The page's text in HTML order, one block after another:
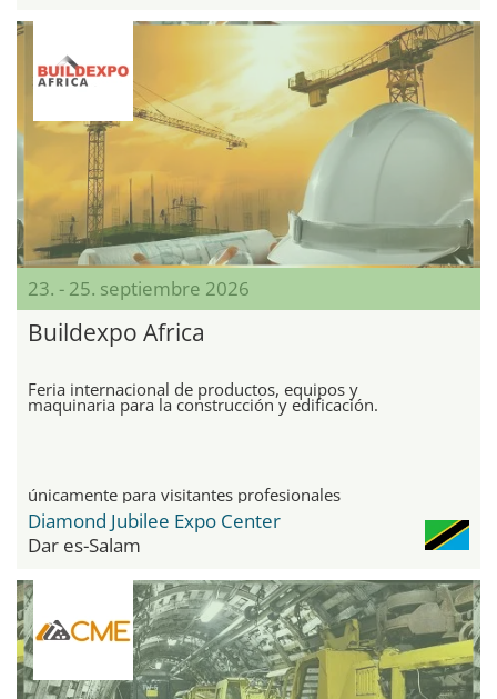
23. - 25. septiembre 2026
Buildexpo Africa
Feria internacional de productos, equipos y
maquinaria para la construcción y edificación.
únicamente para visitantes profesionales
Diamond Jubilee Expo Center
Dar es-Salam